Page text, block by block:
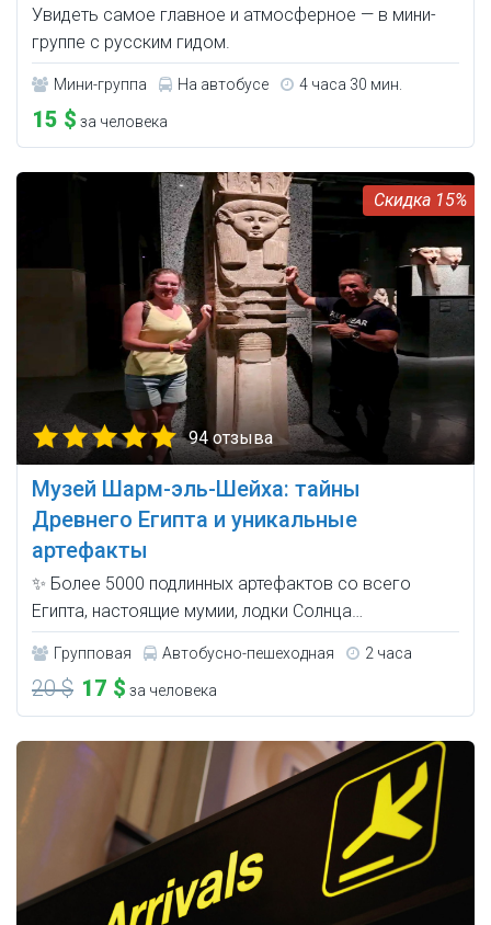
Увидеть самое главное и атмосферное — в мини-
группе с русским гидом.
Мини-группа На автобусе 4 часа 30 мин.
15 $ за человека
15%
94 отзыва
Музей Шарм-эль-Шейха: тайны
Древнего Египта и уникальные
артефакты
✨ Более 5000 подлинных артефактов со всего
Египта, настоящие мумии, лодки Солнца…
Групповая Автобусно-пешеходная 2 часа
20 $ 17 $ за человека